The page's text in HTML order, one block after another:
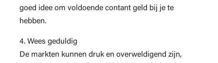
goed idee om voldoende contant geld bij je te
hebben.
4. Wees geduldig
De markten kunnen druk en overweldigend zijn,